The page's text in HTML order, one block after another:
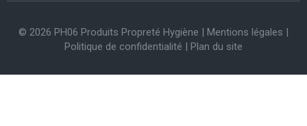
© 2026 PH06 Produits Propreté Hygiène | Mentions légales |
Politique de confidentialité | Plan du site